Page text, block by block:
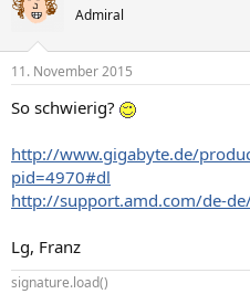
Admiral
11. November 2015
So schwierig?
http://www.gigabyte.de/
pid=4970#dl
http://support.amd.com/de-
Lg, Franz
signature.load()